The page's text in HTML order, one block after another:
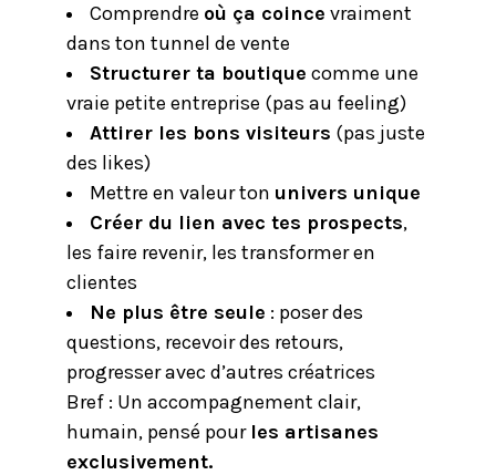
Comprendre où ça coince vraiment
dans ton tunnel de vente
Structurer ta boutique comme une
vraie petite entreprise (pas au feeling)
Attirer les bons visiteurs (pas juste
des likes)
Mettre en valeur ton univers unique
Créer du lien avec tes prospects,
les faire revenir, les transformer en
clientes
Ne plus être seule : poser des
questions, recevoir des retours,
progresser avec d’autres créatrices
Bref : Un accompagnement clair,
humain, pensé pour les artisanes
exclusivement.